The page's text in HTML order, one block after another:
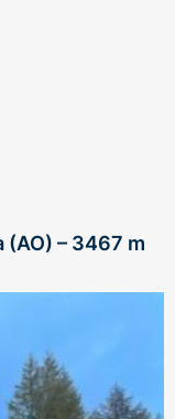
– 3467 m